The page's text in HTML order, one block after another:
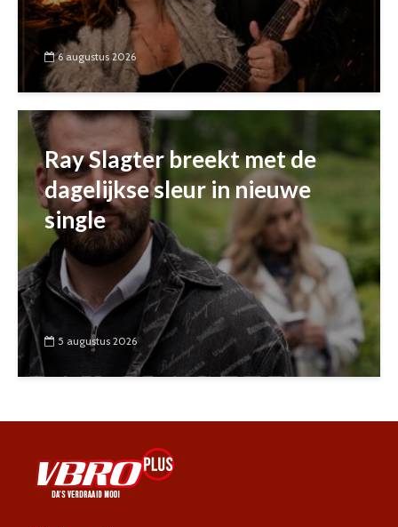
6 augustus 2026
Ray Slagter breekt met de
dagelijkse sleur in nieuwe
single
5 augustus 2026